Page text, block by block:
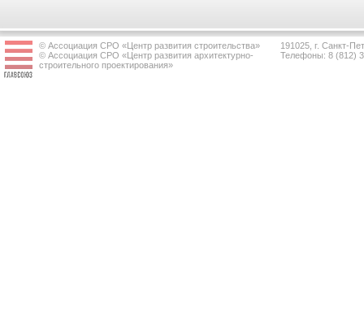
© Ассоциация СРО «Центр развития строительства»
© Ассоциация СРО «Центр развития архитектурно-
строительного проектирования»
191025, г. Санкт-
Телефоны: 8 (812)